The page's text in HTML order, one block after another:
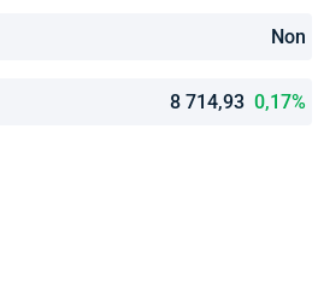
Non
8 714,93 0,17%